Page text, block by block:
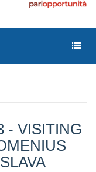
- VISITING